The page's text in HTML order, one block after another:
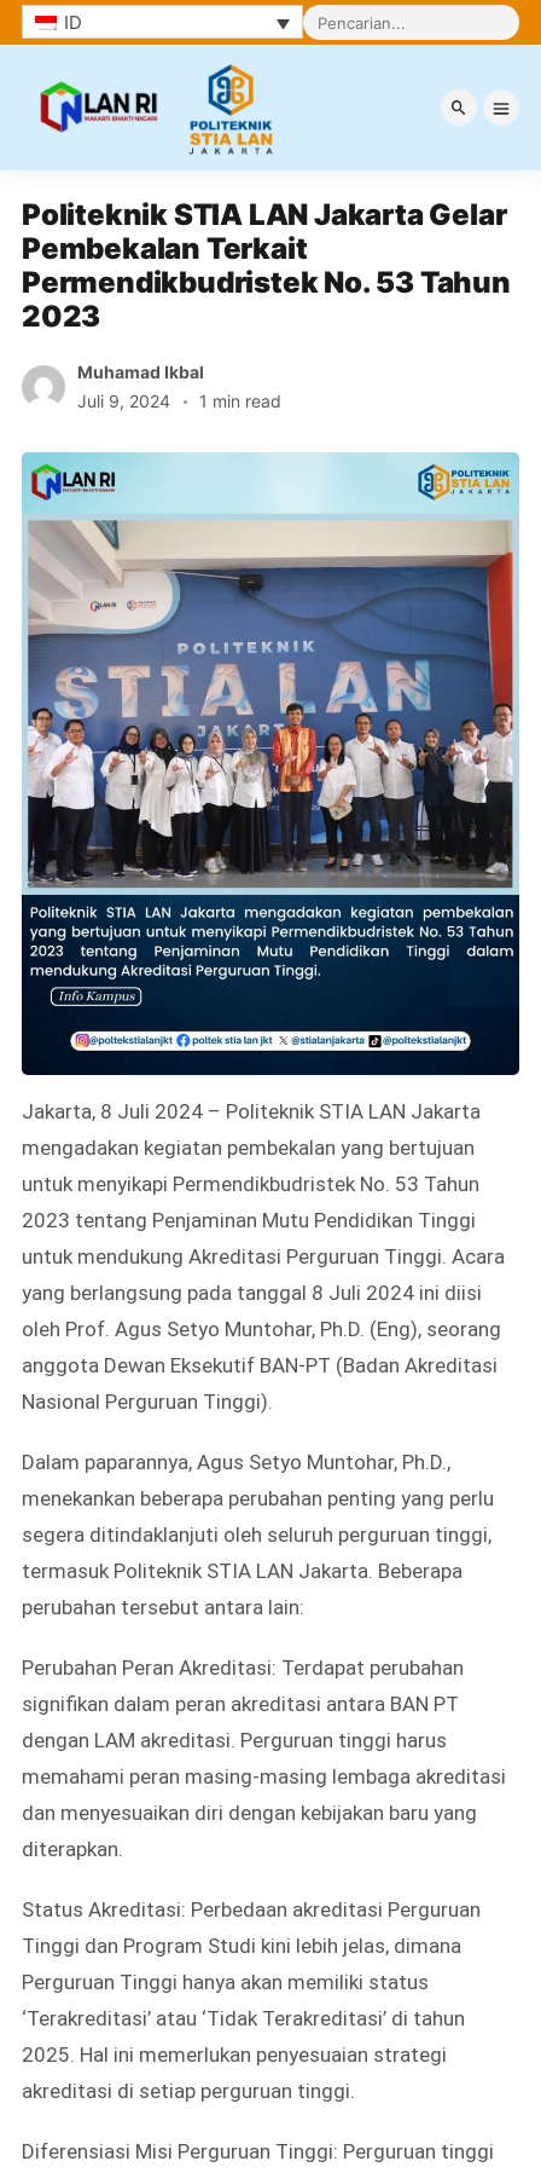
ID
Politeknik STIA LAN Jakarta Gelar
Pembekalan Terkait
Permendikbudristek No. 53 Tahun
2023
Muhamad Ikbal
Juli 9, 2024
1 min read
Jakarta, 8 Juli 2024 – Politeknik STIA LAN Jakarta
mengadakan kegiatan pembekalan yang bertujuan
untuk menyikapi Permendikbudristek No. 53 Tahun
2023 tentang Penjaminan Mutu Pendidikan Tinggi
untuk mendukung Akreditasi Perguruan Tinggi. Acara
yang berlangsung pada tanggal 8 Juli 2024 ini diisi
oleh Prof. Agus Setyo Muntohar, Ph.D. (Eng), seorang
anggota Dewan Eksekutif BAN-PT (Badan Akreditasi
Nasional Perguruan Tinggi).
Dalam paparannya, Agus Setyo Muntohar, Ph.D.,
menekankan beberapa perubahan penting yang perlu
segera ditindaklanjuti oleh seluruh perguruan tinggi,
termasuk Politeknik STIA LAN Jakarta. Beberapa
perubahan tersebut antara lain:
Perubahan Peran Akreditasi: Terdapat perubahan
signifikan dalam peran akreditasi antara BAN PT
dengan LAM akreditasi. Perguruan tinggi harus
memahami peran masing-masing lembaga akreditasi
dan menyesuaikan diri dengan kebijakan baru yang
diterapkan.
Status Akreditasi: Perbedaan akreditasi Perguruan
Tinggi dan Program Studi kini lebih jelas, dimana
Perguruan Tinggi hanya akan memiliki status
‘Terakreditasi’ atau ‘Tidak Terakreditasi’ di tahun
2025. Hal ini memerlukan penyesuaian strategi
akreditasi di setiap perguruan tinggi.
Diferensiasi Misi Perguruan Tinggi: Perguruan tinggi